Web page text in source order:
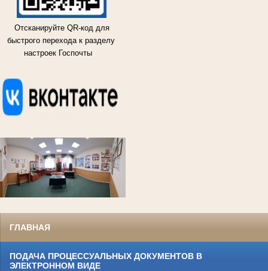
Отсканируйте QR-код для
быстрого перехода к разделу
настроек Госпочты
ГЛАВНАЯ
ПОДАЧА ПРОЦЕССУАЛЬНЫХ ДОКУМЕНТОВ В
ЭЛЕКТРОННОМ ВИДЕ